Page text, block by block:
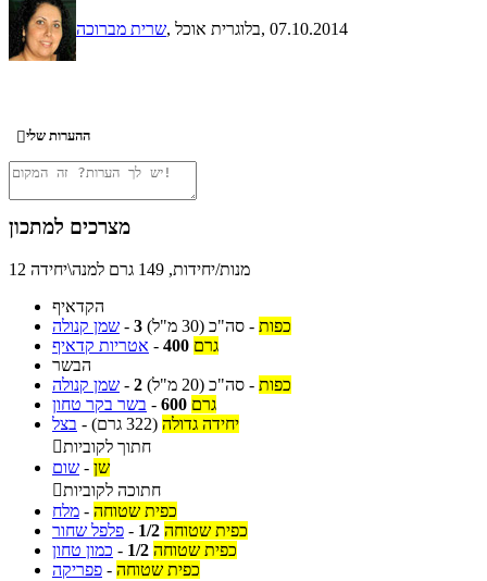
שרית מברוכה , בלוגרית אוכל, 07.10.2014
ההערות שלי
מצרכים למתכון
12 מנות/יחידות, 149 גרם למנה\יחידה
הקדאיף
שמן קנולה - 3 כפות - סה"כ (30 מ"ל)
אטריות קדאיף - 400 גרם
הבשר
שמן קנולה - 2 כפות - סה"כ (20 מ"ל)
בשר בקר טחון - 600 גרם
בצל - יחידה גדולה (322 גרם)
חתוך לקוביות
שום - שן
חתוכה לקוביות
מלח - כפית שטוחה
פלפל שחור - 1/2 כפית שטוחה
כמון טחון - 1/2 כפית שטוחה
פפריקה - כפית שטוחה